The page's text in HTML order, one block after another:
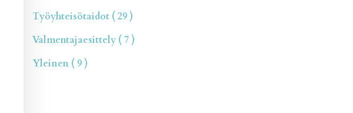
Työyhteisötaidot ( 29 )
Valmentajaesittely ( 7 )
Yleinen ( 9 )